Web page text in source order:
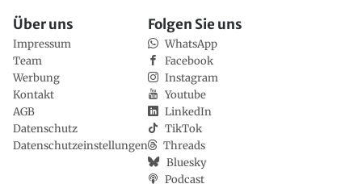
Über uns
Impressum
Team
Werbung
Kontakt
AGB
Datenschutz
Datenschutzeinstellungen
Folgen Sie uns
WhatsApp
Facebook
Instagram
Youtube
LinkedIn
TikTok
Threads
Bluesky
Podcast